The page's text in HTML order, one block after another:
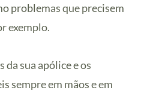
problemas que precisem
exemplo.
da sua apólice e os
sempre em mãos e em